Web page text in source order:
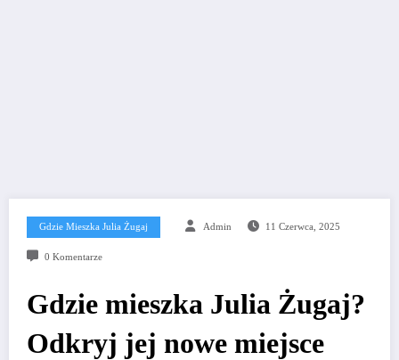
Gdzie Mieszka Julia Żugaj Admin 11 Czerwca, 2025
0 Komentarze
Gdzie mieszka Julia Żugaj?
Odkryj jej nowe miejsce